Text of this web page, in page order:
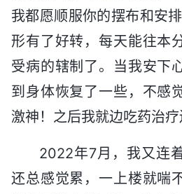
我都愿顺服你的摆布和安
形有了好转，每天能往本
受病的辖制了。当我安下
到身体恢复了一些，不感
激神！之后我就边吃药治疗
2022年7月，我又连
还总感觉累，一上楼就喘